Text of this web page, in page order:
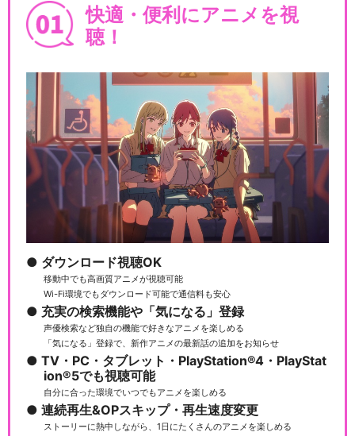
快適・便利にアニメを視
聴！
ダウンロード視聴OK
移動中でも高画質アニメが視聴可能
Wi-Fi環境でもダウンロード可能で通信料も安心
充実の検索機能や「気になる」登録
声優検索など独自の機能で好きなアニメを楽しめる
「気になる」登録で、新作アニメの最新話の追加をお知らせ
TV・PC・タブレット・PlayStation®4・PlayStat
ion®5でも視聴可能
自分に合った環境でいつでもアニメを楽しめる
連続再生&OPスキップ・再生速度変更
ストーリーに熱中しながら、1日にたくさんのアニメを楽しめる